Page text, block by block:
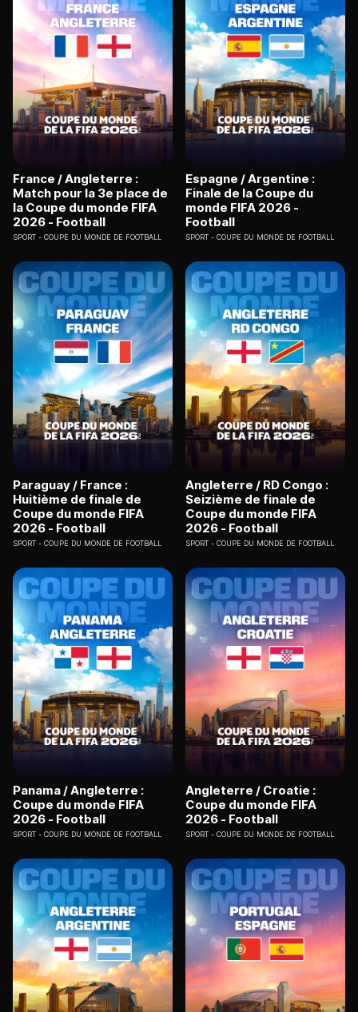
France / Angleterre :
Match pour la 3e place de
la Coupe du monde FIFA
2026 - Football
SPORT COUPE DU MONDE DE FOOTBALL
Espagne / Argentine :
Finale de la Coupe du
monde FIFA 2026 -
Football
SPORT COUPE DU MONDE DE FOOTBALL
Paraguay / France :
Huitième de finale de
Coupe du monde FIFA
2026 - Football
SPORT COUPE DU MONDE DE FOOTBALL
Angleterre / RD Congo :
Seizième de finale de
Coupe du monde FIFA
2026 - Football
SPORT COUPE DU MONDE DE FOOTBALL
Panama / Angleterre :
Coupe du monde FIFA
2026 - Football
SPORT COUPE DU MONDE DE FOOTBALL
Angleterre / Croatie :
Coupe du monde FIFA
2026 - Football
SPORT COUPE DU MONDE DE FOOTBALL